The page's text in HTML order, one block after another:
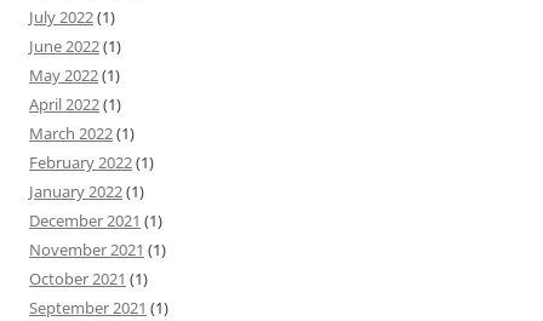
July 2022(1)
June 2022(1)
May 2022(1)
April 2022(1)
March 2022(1)
February 2022(1)
January 2022(1)
December 2021 (1)
November 2021 (1)
October 2021 (1)
September 2021 (1)